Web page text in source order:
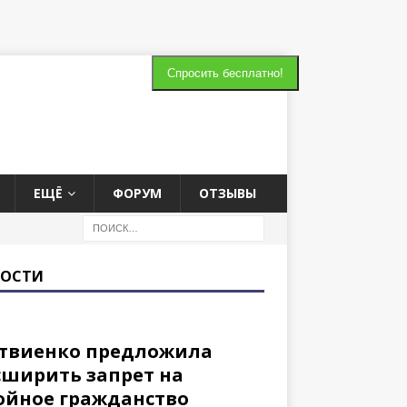
Cпросить бесплатно!
ЕЩЁ ФОРУМ ОТЗЫВЫ
предложила
запрет на
гражданство